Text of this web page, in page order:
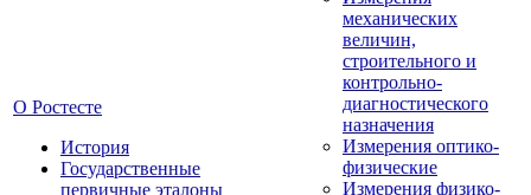
О Ростесте
История
Государственные
первичные эталоны
механических
величин,
строительного и
контрольно-
диагностического
назначения
Измерения оптико-
физические
Измерения физико-